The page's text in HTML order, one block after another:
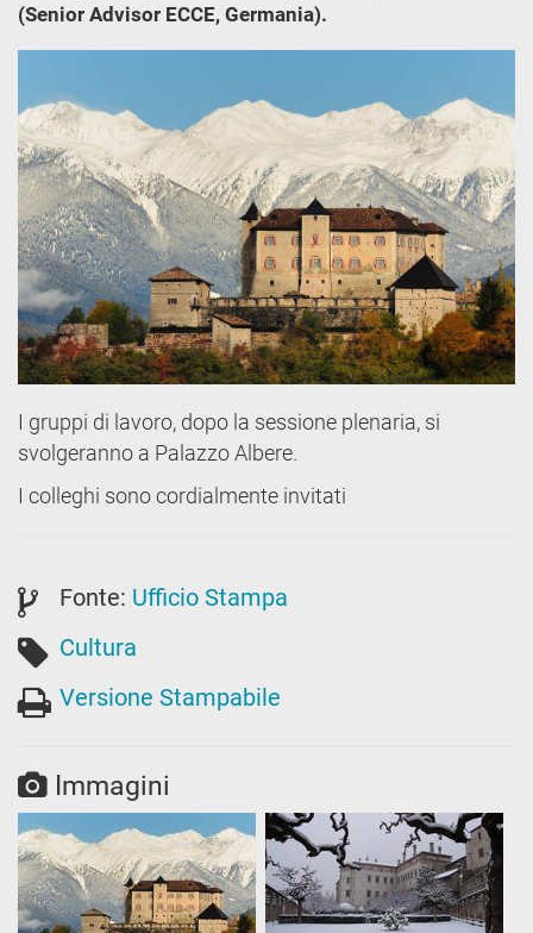
(Senior Advisor ECCE, Germania).
I gruppi di lavoro, dopo la sessione plenaria, si
svolgeranno a Palazzo Albere.
I colleghi sono cordialmente invitati
Fonte: Ufficio Stampa
Cultura
Versione Stampabile
Immagini